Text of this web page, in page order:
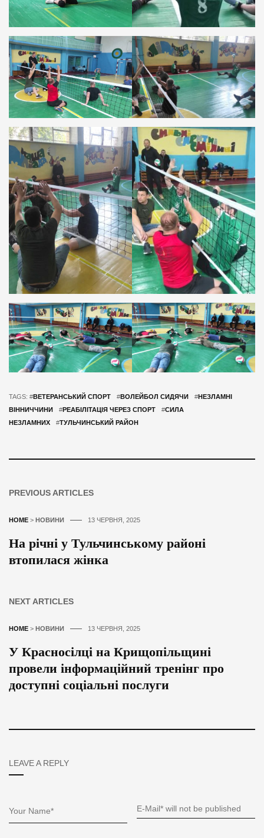
TAGS: #ВЕТЕРАНСЬКИЙ СПОРТ #ВОЛЕЙБОЛ СИДЯЧИ #НЕЗЛАМНІ
ВІННИЧЧИНИ
#РЕАБІЛІТАЦІЯ ЧЕРЕЗ СПОРТ #СИЛА
НЕЗЛАМНИХ
#ТУЛЬЧИНСЬКИЙ РАЙОН
PREVIOUS ARTICLES
HOME > НОВИНИ 13 ЧЕРВНЯ, 2025
На річні у Тульчинському районі
втопилася жінка
NEXT ARTICLES
HOME > НОВИНИ 13 ЧЕРВНЯ, 2025
У Красносілці на Крищопільщині
провели інформаційний тренінг про
доступні соціальні послуги
LEAVE A REPLY